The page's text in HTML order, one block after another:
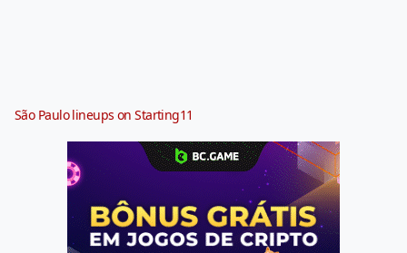
São Paulo lineups on Starting11